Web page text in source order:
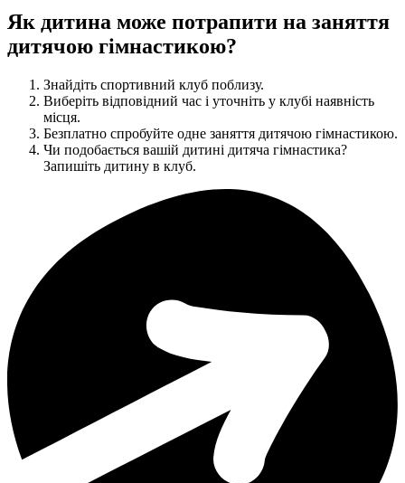
Як дитина може потрапити на заняття
дитячою гімнастикою?
Знайдіть спортивний клуб поблизу.
Виберіть відповідний час і уточніть у клубі наявність
місця.
Безплатно спробуйте одне заняття дитячою гімнастикою.
Чи подобається вашій дитині дитяча гімнастика?
Запишіть дитину в клуб.